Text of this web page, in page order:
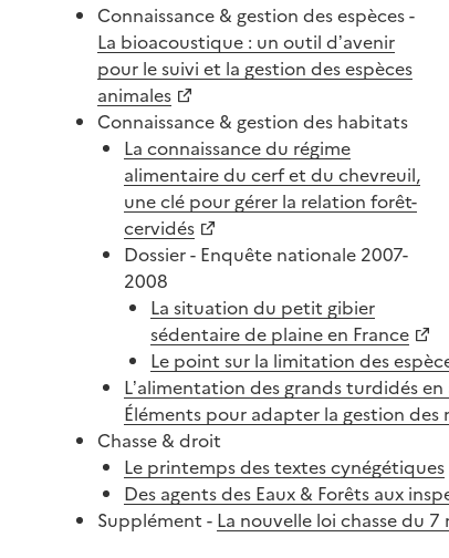
Connaissance & gestion des espèces -
La bioacoustique : un outil d’avenir
pour le suivi et la gestion des espèces
animales
Connaissance & gestion des habitats
La connaissance du régime
alimentaire du cerf et du chevreuil,
une clé pour gérer la relation forêt-
cervidés
Dossier - Enquête nationale 2007-
2008
La situation du petit gibier
sédentaire de plaine en France
Le point sur la limitation des
L’alimentation des grands turdidés
Éléments pour adapter la gestion des
Chasse & droit
Le printemps des textes cynégétiques
Des agents des Eaux & Forêts aux
Supplément - La nouvelle loi chasse du 7